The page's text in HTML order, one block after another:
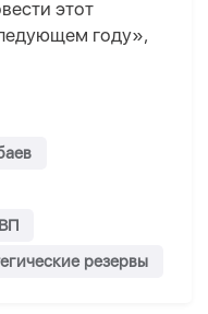
этот
году»,
резервы